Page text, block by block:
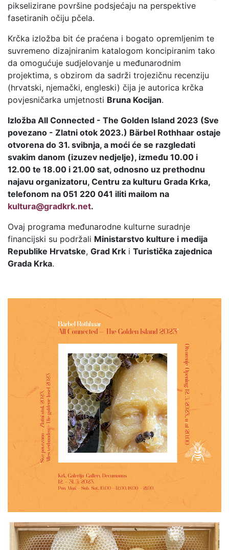
pikselizirane površine podsjećaju na perspektive
fasetiranih očiju pčela.
Krčka izložba bit će praćena i bogato opremljenim te
suvremeno dizajniranim katalogom koncipiranim tako
da omogućuje sudjelovanje u međunarodnim
projektima, s obzirom da sadrži trojezičnu recenziju
(hrvatski, njemački, engleski) čija je autorica krčka
povjesničarka umjetnosti Bruna Kocijan.
Izložba All Connected - The Golden Island 2023 (Sve
povezano - Zlatni otok 2023.) Bärbel Rothhaar ostaje
otvorena do 31. svibnja, a moći će se razgledati
svakim danom (izuzev nedjelje), između 10.00 i
12.00 te 18.00 i 21.00 sat, odnosno uz prethodnu
najavu organizatoru, Centru za kulturu Grada Krka,
telefonom na 051 220 041 iliti mailom na
kultura@gradkrk.net.
Ovaj programa međunarodne kulturne suradnje
financijski su podržali Ministarstvo kulture i medija
Republike Hrvatske, Grad Krk i Turistička zajednica
Grada Krka.